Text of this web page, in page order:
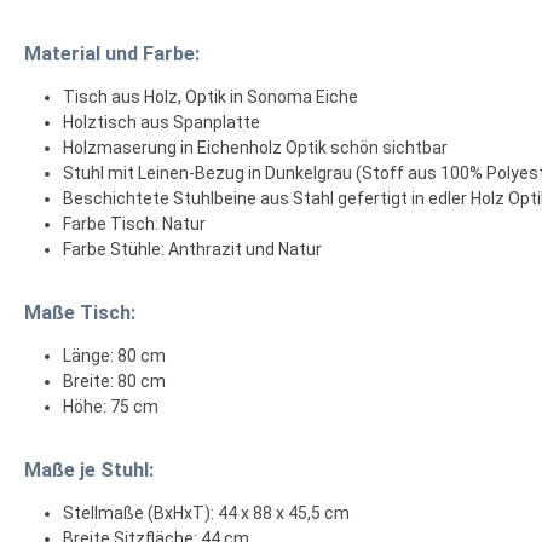
Material und Farbe:
Tisch aus Holz, Optik in Sonoma Eiche
Holztisch aus Spanplatte
Holzmaserung in Eichenholz Optik schön sichtbar
Stuhl mit Leinen-Bezug in Dunkelgrau (Stoff aus 100%
Beschichtete Stuhlbeine aus Stahl gefertigt in edler Holz
Farbe Tisch: Natur
Farbe Stühle: Anthrazit und Natur
Maße Tisch:
Länge: 80 cm
Breite: 80 cm
Höhe: 75 cm
Maße je Stuhl:
Stellmaße (BxHxT): 44 x 88 x 45,5 cm
Breite Sitzfläche: 44 cm